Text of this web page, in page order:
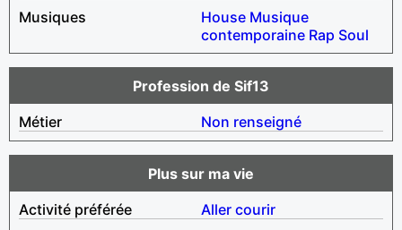
Musiques
House Musique
contemporaine Rap Soul
Profession de Sif13
Métier
Non renseigné
Plus sur ma vie
Activité préférée
Aller courir